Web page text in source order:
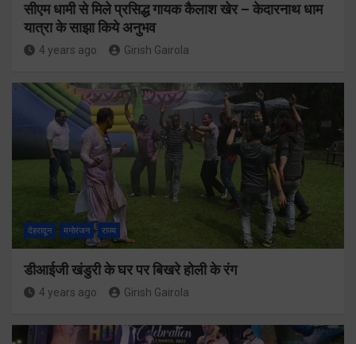
सीएम धामी से मिले प्रसिद्ध गायक कैलाश खेर – केदारनाथ धाम
यात्रा के साझा किये अनुभव
4 years ago Girish Gairola
देहरादून मनोरंजन राज्य
डीआईजी खंडुरी के घर पर बिखरे होली के रंग
4 years ago Girish Gairola